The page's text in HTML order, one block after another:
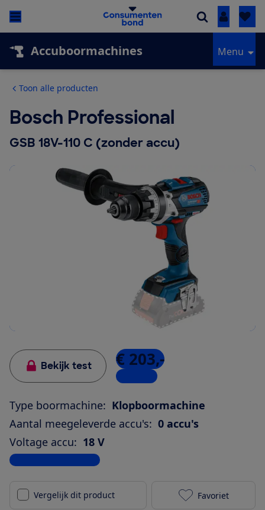
Inloggen
Accuboormachines Menu
Toon alle producten
Bosch Professional
GSB 18V-110 C (zonder accu)
Bekijk test € 203,-
5 winkels
Type boormachine: Klopboormachine
Aantal meegeleverde accu's: 0 accu's
Voltage accu: 18 V
Bekijk alle specificaties
Vergelijk dit product Bosch
Favoriet